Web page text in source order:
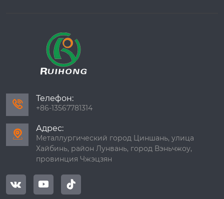

Телефон:
+86-13567781314

Адрес:
Металлургический город Циншань, улица
Хайбинь, район Лунвань, город Вэньчжоу,
провинция Чжэцзян
  